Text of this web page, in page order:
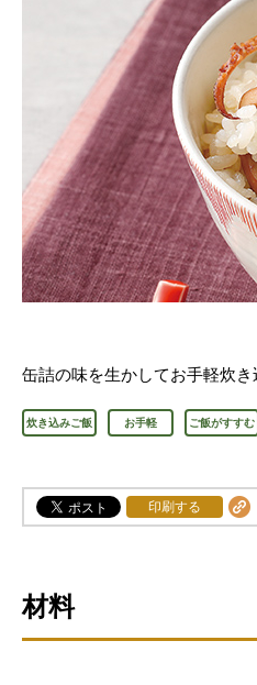
缶詰の味を生かしてお手軽炊き
炊き込みご飯 お手軽 ご飯がすすむ
印刷する
材料